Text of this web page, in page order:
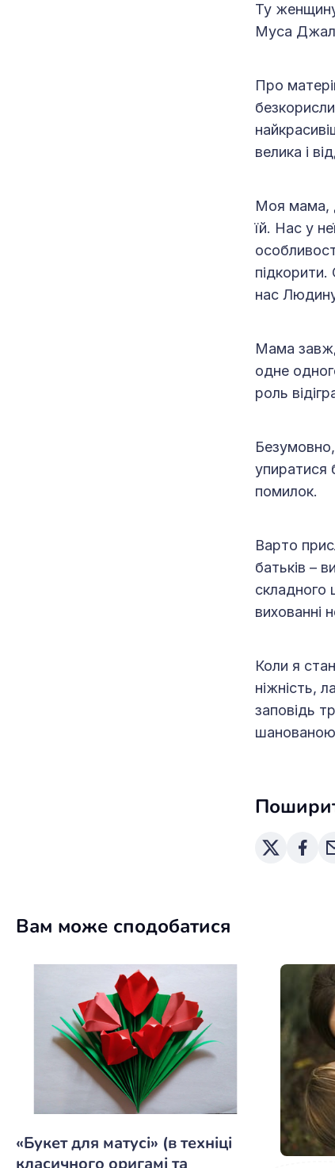
Ту
Муса
Про
велика і
Моя мама,
їй. Нас у
нас
Мама
одне
роль
упиратися
помилок.
Варто
батьків –
складного
вихованні
Коли я
ніжність,
заповідь
Вам може сподобатися
«Букет для матусі» (в техніці
класичного оригамі та